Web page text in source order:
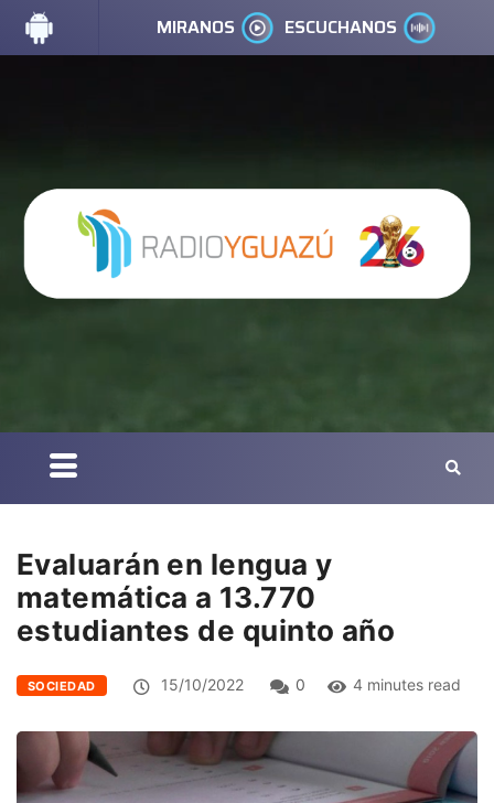
MIRANOS ESCUCHANOS
Evaluarán en lengua y
matemática a 13.770
estudiantes de quinto año
SOCIEDAD 15/10/2022 0 4 minutes read